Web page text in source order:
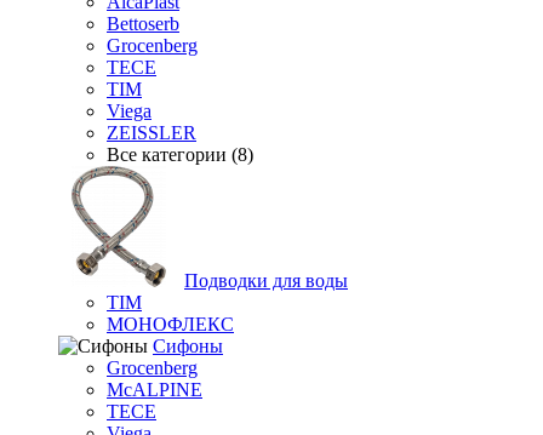
Bettoserb
Grocenberg
TECE
TIM
Viega
ZEISSLER
Все категории (8)
Подводки для воды
TIM
МОНОФЛЕКС
Сифоны
Grocenberg
McALPINE
TECE